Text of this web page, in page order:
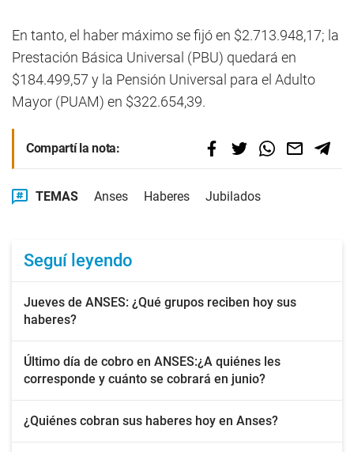
En tanto, el haber máximo se fijó en $2.713.948,17; la
Prestación Básica Universal (PBU) quedará en
$184.499,57 y la Pensión Universal para el Adulto
Mayor (PUAM) en $322.654,39.
Compartí la nota:
TEMAS Anses Haberes Jubilados
Seguí leyendo
Jueves de ANSES: ¿Qué grupos reciben hoy sus
haberes?
Último día de cobro en ANSES:¿A quiénes les
corresponde y cuánto se cobrará en junio?
¿Quiénes cobran sus haberes hoy en Anses?